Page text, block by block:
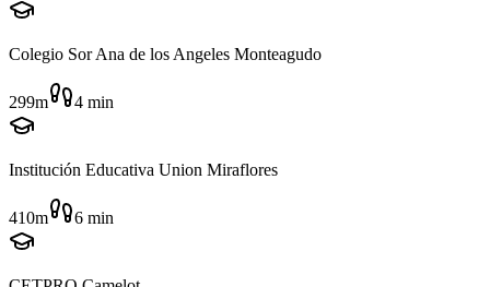
Colegio Sor Ana de los Angeles Monteagudo
299m 4 min
Institución Educativa Union Miraflores
410m 6 min